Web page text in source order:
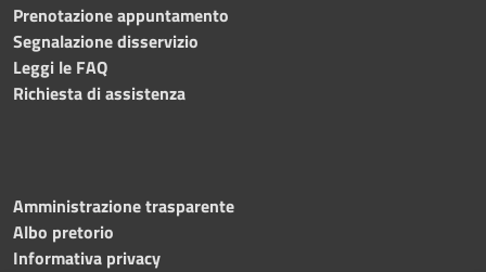
Prenotazione appuntamento
Segnalazione disservizio
Leggi le FAQ
Richiesta di assistenza
Amministrazione trasparente
Albo pretorio
Informativa privacy